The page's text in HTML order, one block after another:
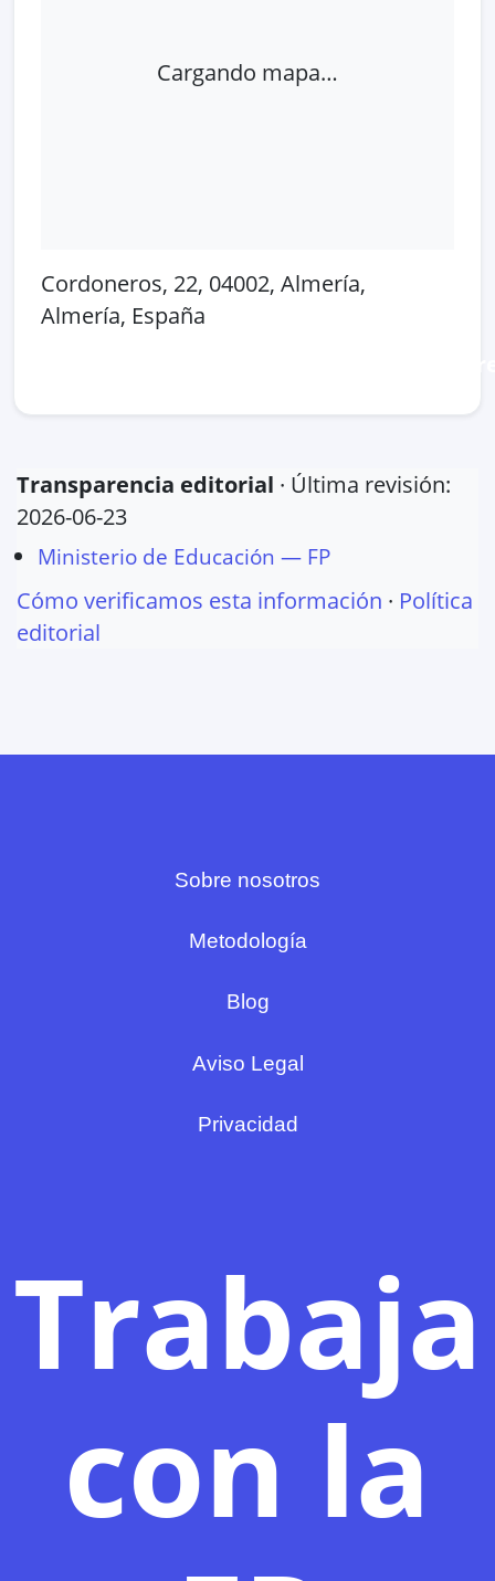
Cargando mapa…
Cordoneros, 22, 04002, Almería,
Almería, España
Transparencia editorial · Última revisión:
2026-06-23
Ministerio de Educación — FP
Cómo verificamos esta información · Política
editorial
Sobre nosotros
Metodología
Blog
Aviso Legal
Privacidad
Trabaja
con la